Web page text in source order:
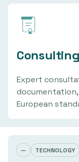
Expert
European
— TECHNOLOGY